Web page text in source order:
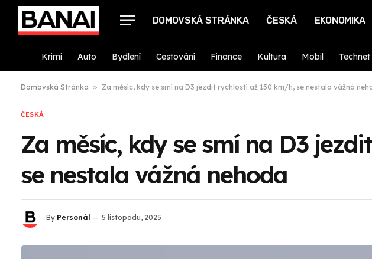
DOMOVSKÁ STRÁNKA ČESKÁ EKONOMIKA
Krimi Auto Bydlení Cestování Finance Kultura Mobil Technet
Domovská Stránka » Za měsíc, kdy se smí na D3 jezdit rychlostí až 150 km/h, se nestala vážná
ČESKÁ
Za měsíc, kdy se smí na D3
se nestala vážná nehoda
By Personál 5 listopadu, 2025